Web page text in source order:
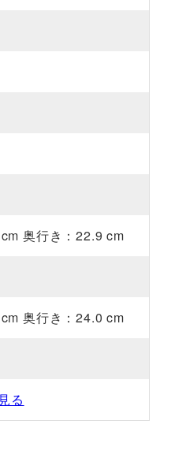
奥行き：22.9 cm
奥行き：24.0 cm
る